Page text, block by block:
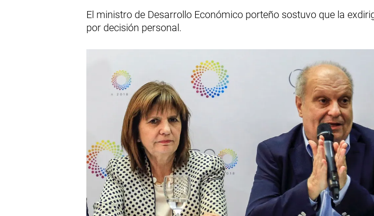
El ministro de Desarrollo Económico porteño sostuvo que la
por decisión personal.